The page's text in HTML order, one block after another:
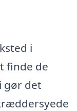
i
finde de
gør det